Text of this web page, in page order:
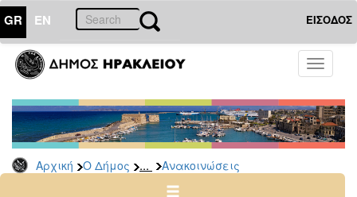
GR EN ΕΙΣΟΔΟΣ
Toggle
Αρχική Ο Δήμος ... Ανακοινώσεις
ΔΗΜΟΣ
Υπηρεσίες
&
Φορείς
Δημοτικές
Υπηρεσίες